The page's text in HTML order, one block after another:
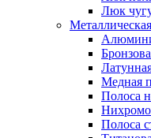
Люк
Медная
Полоса
Полоса